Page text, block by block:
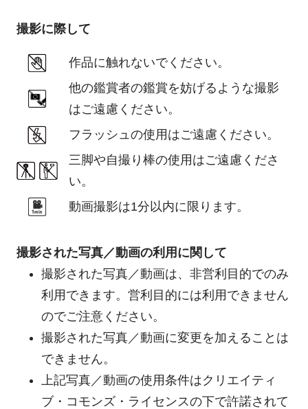
撮影に際して
作品に触れないでください。
他の鑑賞者の鑑賞を妨げるような撮影
はご遠慮ください。
フラッシュの使用はご遠慮ください。
三脚や自撮り棒の使用はご遠慮くださ
い。
動画撮影は1分以内に限ります。
撮影された写真／動画の利用に関して
撮影された写真／動画は、非営利目的でのみ
利用できます。営利目的には利用できません
のでご注意ください。
撮影された写真／動画に変更を加えることは
できません。
上記写真／動画の使用条件はクリエイティ
ブ・コモンズ・ライセンスの下で許諾されて